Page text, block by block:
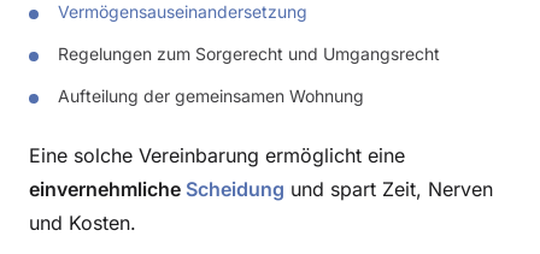
Vermögensauseinandersetzung
Regelungen zum Sorgerecht und Umgangsrecht
Aufteilung der gemeinsamen Wohnung
Eine solche Vereinbarung ermöglicht eine
einvernehmliche Scheidung und spart Zeit, Nerven
und Kosten.